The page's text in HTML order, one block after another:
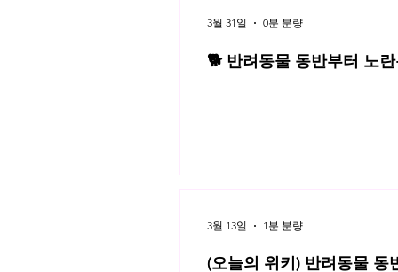
🐕 반려동물 동반부터 노
3월 31일 0분 분량
(오늘의 위키) 반려동물 동
3월 13일 1분 분량